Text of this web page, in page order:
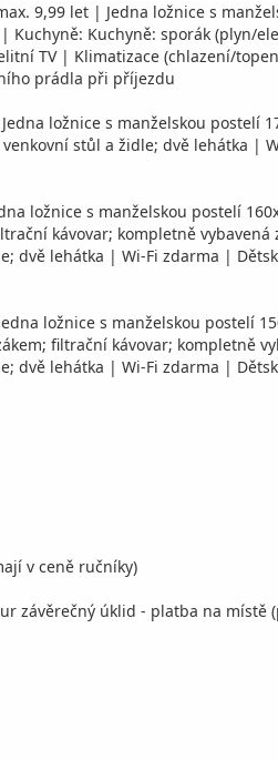
9,99 let | Jedna ložnice s
Kuchyně: sporák (plyn/
TV | Klimatizace (chlazení/
prádla při příjezdu
ložnice s manželskou postelí
stůl a židle; dvě lehátka |
ložnice s manželskou postelí
kávovar; kompletně
dvě lehátka | Wi-Fi zdarma |
ložnice s manželskou postelí
filtrační kávovar; kompletně
dvě lehátka | Wi-Fi zdarma |
v ceně ručníky)
závěrečný úklid - platba na místě